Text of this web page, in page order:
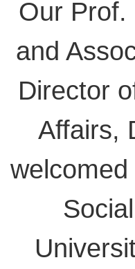
Our Prof.
and
Director
Affairs,